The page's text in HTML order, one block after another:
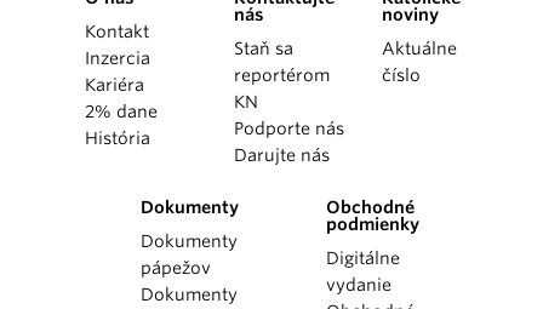
Kontakt
Inzercia
Kariéra
2% dane
História
nás
Staň sa
reportérom
KN
Podporte nás
Darujte nás
noviny
Aktuálne
číslo
Dokumenty
Dokumenty
pápežov
Dokumenty
Obchodné
podmienky
Digitálne
vydanie